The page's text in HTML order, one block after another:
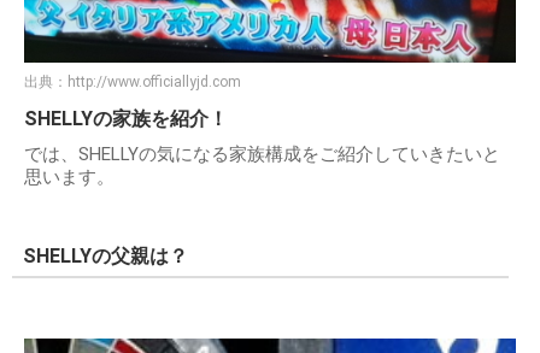
出典： http://www.officiallyjd.com
SHELLYの家族を紹介！
では、SHELLYの気になる家族構成をご紹介していきたいと
思います。
SHELLYの父親は？